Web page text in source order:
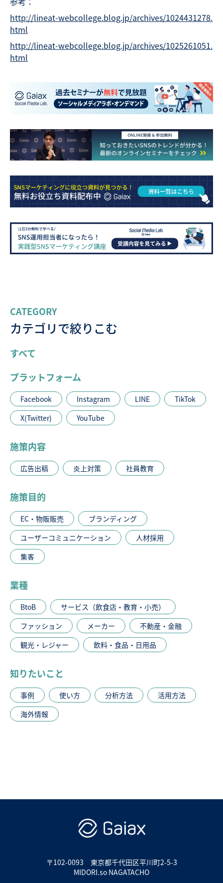
http://lineat-webcollege.blog.jp/archives/1024431278.
html
http://lineat-webcollege.blog.jp/archives/1025261051.
html
CATEGORY
カテゴリで絞りこむ
すべて
プラットフォーム
Facebook Instagram LINE
TikTok
X(Twitter)
YouTube
施策内容
広告出稿 炎上対策 社員教育
施策目的
EC・物販販売
ブランディング
ユーザーコミュニケーション
人材採用
集客
業種
BtoB
サービス（飲食店・教育・小売）
ファッション
メーカー
不動産・金融
観光・レジャー
飲料・食品・日用品
知りたいこと
事例 使い方 分析方法
活用方法
海外情報
〒102-0093 東京都千代田区平川町2-5-3
MIDORI.so NAGATACHO